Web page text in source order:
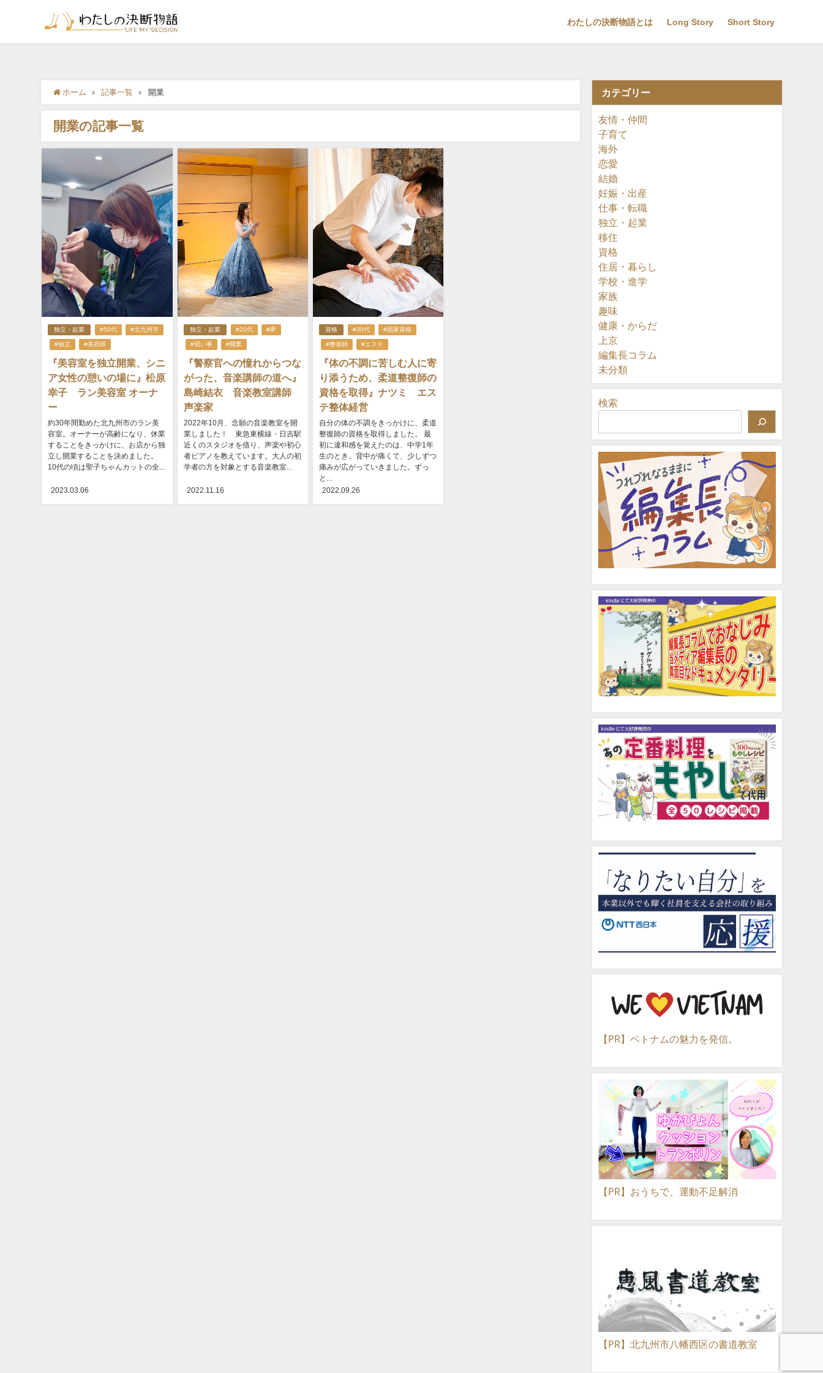
わたしの決断物語とは Long Story Short Story
ホーム 記事一覧 開業
開業の記事一覧
独立・起業 #50代 #北九州市
#独立 #美容師
『美容室を独立開業、シニ
ア女性の憩いの場に』松原
幸子 ラン美容室 オーナ
ー
約30年間勤めた北九州市のラン美
容室。オーナーが高齢になり、休業
することをきっかけに、お店から独
立し開業することを決めました。
10代の頃は聖子ちゃんカットの全...
2023.03.06
独立・起業 #20代 #夢
#習い事 #開業
『警察官への憧れからつな
がった、音楽講師の道へ』
島崎結衣 音楽教室講師
声楽家
2022年10月、念願の音楽教室を開
業しました！ 東急東横線・日吉駅
近くのスタジオを借り、声楽や初心
者ピアノを教えています。大人の初
学者の方を対象とする音楽教室...
2022.11.16
資格 #30代 #国家資格
#整体師 #エステ
『体の不調に苦しむ人に寄
り添うため、柔道整復師の
資格を取得』ナツミ エス
テ整体経営
自分の体の不調をきっかけに、柔道
整復師の資格を取得しました。 最
初に違和感を覚えたのは、中学1年
生のとき。背中が痛くて、少しずつ
痛みが広がっていきました。ずっ
と...
2022.09.26
カテゴリー
友情・仲間
子育て
海外
恋愛
結婚
妊娠・出産
仕事・転職
独立・起業
移住
資格
住居・暮らし
学校・進学
家族
趣味
健康・からだ
上京
編集長コラム
未分類
検索
【PR】ベトナムの魅力を発信。
【PR】おうちで、運動不足解消
【PR】北九州市八幡西区の書道教室